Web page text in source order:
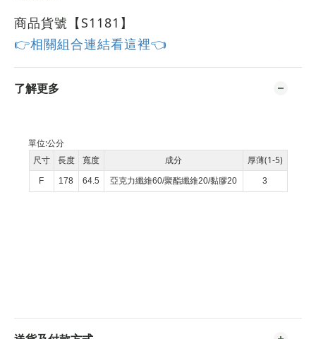
商品貨號【S1181 】
👉相關組合連結看這裡👈
了解更多
單位:公分
尺寸
長度 寬度 成分 厚薄(1-5)
F 178 64.5 亞克力纖維60/聚酯纖維20/黏膠20 3